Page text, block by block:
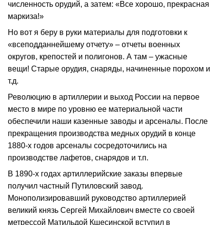
численность орудий, а затем: «Все хорошо, прекрасная
маркиза!»
Но вот я беру в руки материалы для подготовки к
«всеподданнейшему отчету» – отчеты военных
округов, крепостей и полигонов. А там – ужасные
вещи! Старые орудия, снаряды, начиненные порохом и
т.д.
Революцию в артиллерии и выход России на первое
место в мире по уровню ее материальной части
обеспечили наши казенные заводы и арсеналы. После
прекращения производства медных орудий в конце
1880-х годов арсеналы сосредоточились на
производстве лафетов, снарядов и т.п.
В 1890-х годах артиллерийские заказы впервые
получил частный Путиловский завод.
Монополизировавший руководство артиллерией
великий князь Сергей Михайлович вместе со своей
метрессой Матильдой Кшесинской вступил в